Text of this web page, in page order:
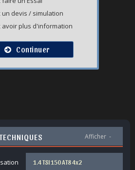
un devis / simulation
avoir plus d'information
Continuer
Afficher -
1.4 TSI 150 AT8 4x2